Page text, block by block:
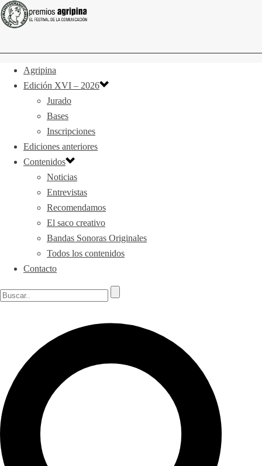
Agripina
Edición XVI – 2026
Jurado
Bases
Inscripciones
Ediciones anteriores
Contenidos
Noticias
Entrevistas
Recomendamos
El saco creativo
Bandas Sonoras Originales
Todos los contenidos
Contacto